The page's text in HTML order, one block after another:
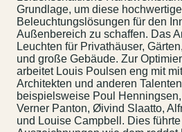
Grundlage, um diese
Beleuchtungslösungen für den
Außenbereich zu schaffen. Das
Leuchten für Privathäuser,
und große Gebäude. Zur
arbeitet Louis Poulsen eng mit
Architekten und anderen
beispielsweise Poul
Verner Panton, Øivind Slaatto,
und Louise Campbell. Dies